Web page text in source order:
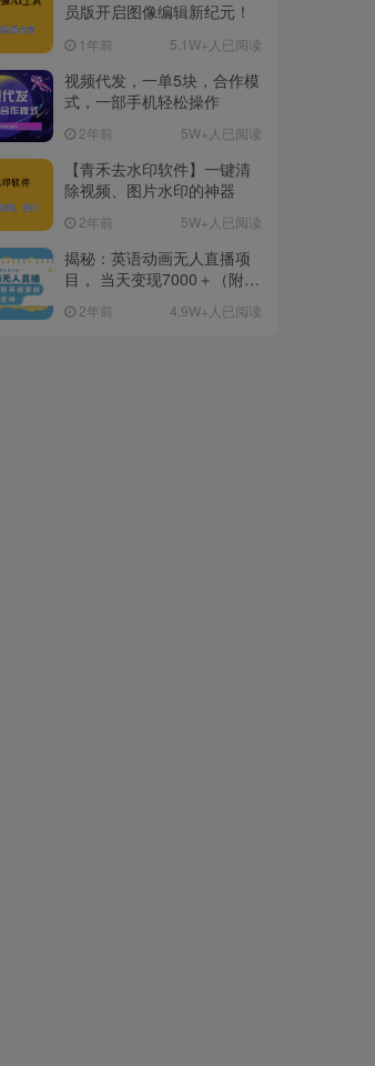
员版开启图像编辑新纪元！
1年前 5.1W+人已阅读
视频代发，一单5块，合作模
式，一部手机轻松操作
2年前 5W+人已阅读
【青禾去水印软件】一键清
除视频、图片水印的神器
2年前 5W+人已阅读
揭秘：英语动画无人直播项
目， 当天变现7000＋（附详
2年前 4.9W+人已阅读